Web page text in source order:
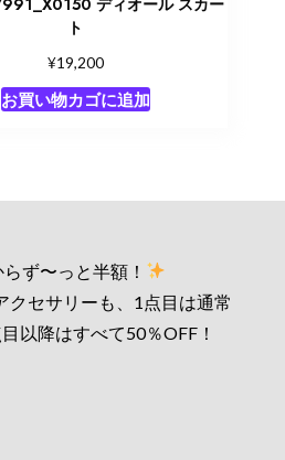
ト
¥19,200
お買い物カゴに追加
ず〜っと半額！
クセサリーも、1点目は通常
以降はすべて50％OFF！